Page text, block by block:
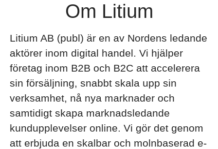
Om Litium
Litium AB (publ) är en av Nordens ledande
aktörer inom digital handel. Vi hjälper
företag inom B2B och B2C att accelerera
sin försäljning, snabbt skala upp sin
verksamhet, nå nya marknader och
samtidigt skapa marknadsledande
kundupplevelser online. Vi gör det genom
att erbjuda en skalbar och molnbaserad e-